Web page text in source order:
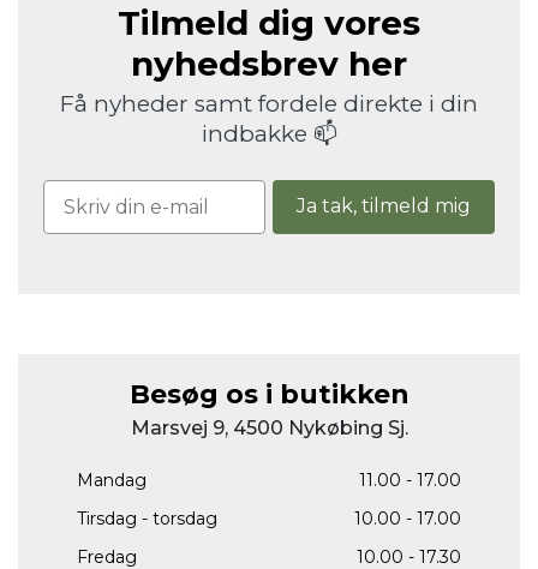
Tilmeld dig vores
nyhedsbrev her
Få nyheder samt fordele direkte i din
indbakke 📫
Ja tak, tilmeld mig
Besøg os i butikken
Marsvej 9, 4500 Nykøbing Sj.
Mandag
11.00 - 17.00
Tirsdag - torsdag
10.00 - 17.00
Fredag
10.00 - 17.30